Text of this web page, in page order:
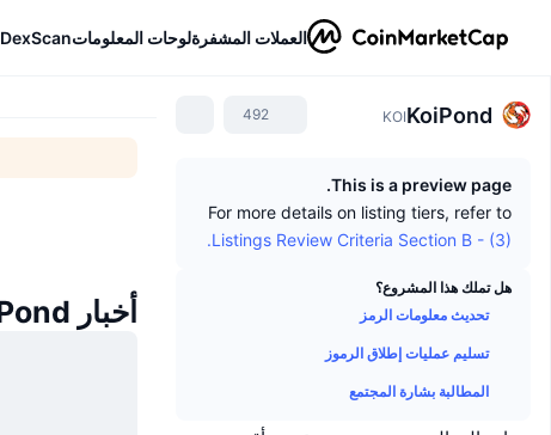
العملات المشفرةلوحات المعلوماتDexScan
KoiPond
KOI
492
This is a preview page.
For more details on listing tiers, refer to
Listings Review Criteria Section B - (3).
هل تملك هذا المشروع؟
تحديث معلومات الرمز
تسليم عمليات إطلاق الرموز
المطالبة بشارة المجتمع
أخبار KoiPond